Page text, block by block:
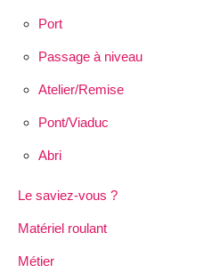
Port
Passage à niveau
Atelier/Remise
Pont/Viaduc
Abri
Le saviez-vous ?
Matériel roulant
Métier